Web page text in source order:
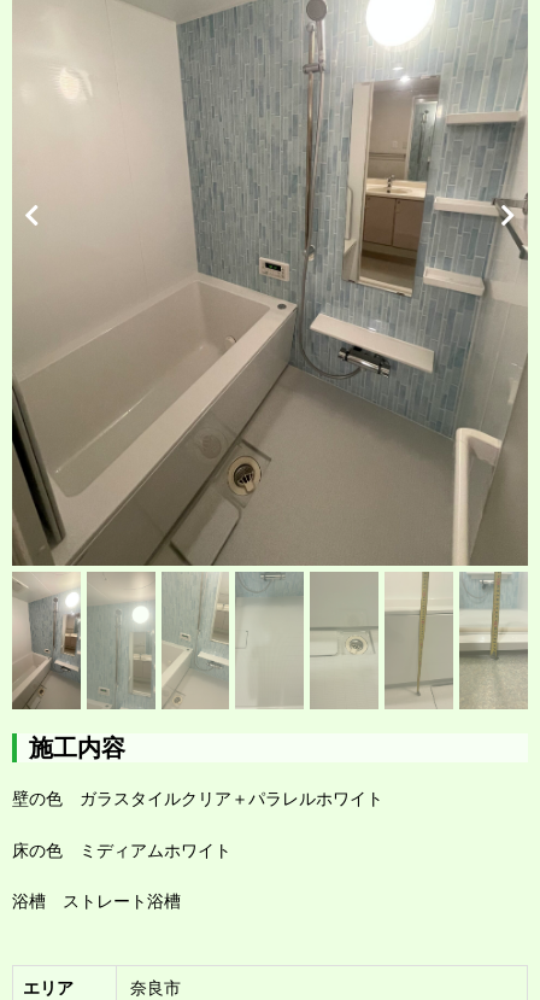
施工内容
壁の色 ガラスタイルクリア＋パラレルホワイト
床の色 ミディアムホワイト
浴槽 ストレート浴槽
エリア 奈良市